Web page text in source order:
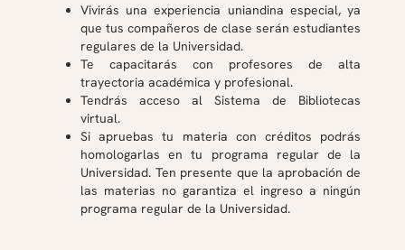
Vivirás una experiencia uniandina especial, ya
que tus compañeros de clase serán estudiantes
regulares de la Universidad.
Te capacitarás con profesores de alta
trayectoria académica y profesional.
Tendrás acceso al Sistema de Bibliotecas
virtual.
Si apruebas tu materia con créditos podrás
homologarlas en tu programa regular de la
Universidad. Ten presente que la aprobación de
las materias no garantiza el ingreso a ningún
programa regular de la Universidad.